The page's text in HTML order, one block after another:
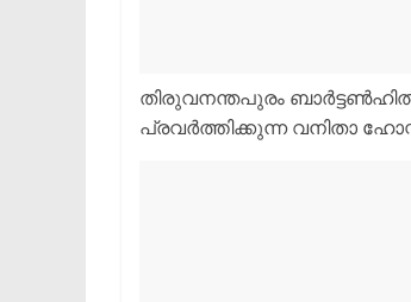
തിരുവനന്തപുരം
പ്രവർത്തിക്കുന്ന വനിതാ